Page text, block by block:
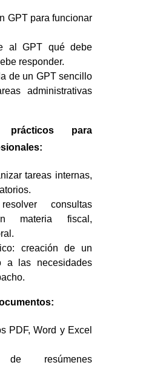
GPT para funcionar
al GPT qué debe
responder.
de un GPT sencillo
administrativas
prácticos para
tareas internas,
consultas
materia fiscal,
creación de un
a las necesidades
PDF, Word y Excel
de resúmenes